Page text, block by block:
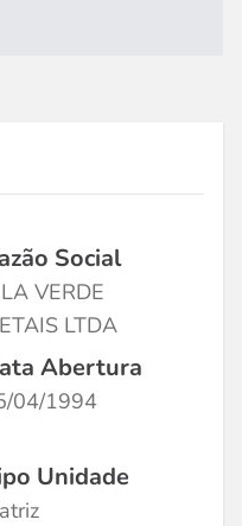
Social
VERDE
LTDA
Abertura
04/1994
Unidade